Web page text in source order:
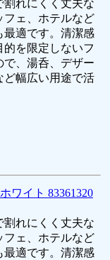
割れにくく丈夫な
フェ、ホテルなど
最適です。清潔感
を限定しないフ
で、湯呑、デザー
ど幅広い用途で活
イト 83361320
割れにくく丈夫な
フェ、ホテルなど
最適です。清潔感